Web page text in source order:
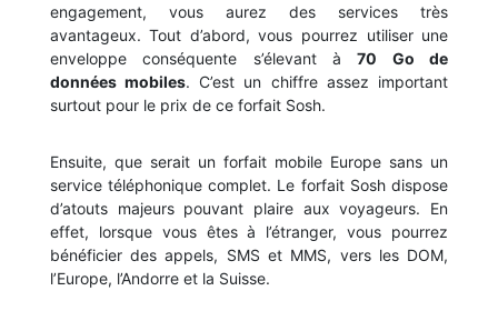
engagement, vous aurez des services très
avantageux. Tout d’abord, vous pourrez utiliser une
enveloppe conséquente s’élevant à70 Go de
données mobiles. C’est un chiffre assez important
surtout pour le prix de ce forfait Sosh.
Ensuite, que serait un forfait mobile Europe sans un
service téléphonique complet. Le forfait Sosh dispose
d’atouts majeurs pouvant plaire aux voyageurs. En
effet, lorsque vous êtes à l’étranger, vous pourrez
bénéficier des appels, SMS et MMS, vers les DOM,
l’Europe, l’Andorre et la Suisse.